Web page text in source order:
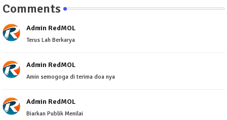
Comments
Admin RedMOL
Terus Lah Berkarya
Admin RedMOL
Amin semogoga di terima doa nya
Admin RedMOL
Biarkan Publik Menilai